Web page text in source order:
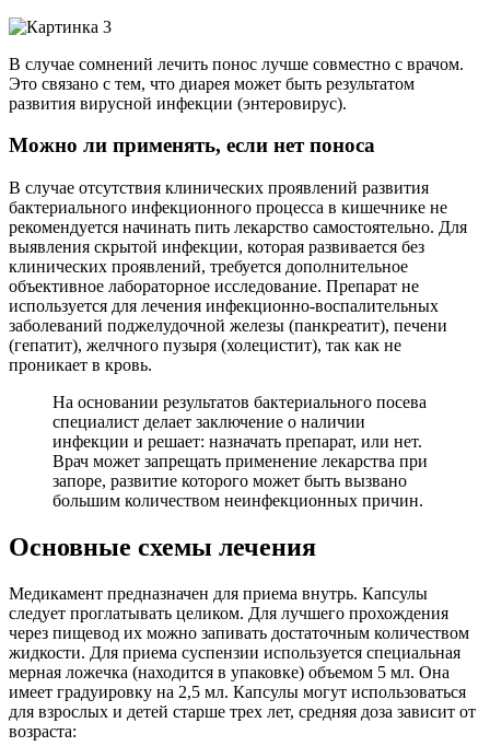
В случае сомнений лечить понос лучше совместно с врачом.
Это связано с тем, что диарея может быть результатом
развития вирусной инфекции (энтеровирус).
Можно ли применять, если нет поноса
В случае отсутствия клинических проявлений развития
бактериального инфекционного процесса в кишечнике не
рекомендуется начинать пить лекарство самостоятельно. Для
выявления скрытой инфекции, которая развивается без
клинических проявлений, требуется дополнительное
объективное лабораторное исследование. Препарат не
используется для лечения инфекционно-воспалительных
заболеваний поджелудочной железы (панкреатит), печени
(гепатит), желчного пузыря (холецистит), так как не
проникает в кровь.
На основании результатов бактериального посева
специалист делает заключение о наличии
инфекции и решает: назначать препарат, или нет.
Врач может запрещать применение лекарства при
запоре, развитие которого может быть вызвано
большим количеством неинфекционных причин.
Основные схемы лечения
Медикамент предназначен для приема внутрь. Капсулы
следует проглатывать целиком. Для лучшего прохождения
через пищевод их можно запивать достаточным количеством
жидкости. Для приема суспензии используется специальная
мерная ложечка (находится в упаковке) объемом 5 мл. Она
имеет градуировку на 2,5 мл. Капсулы могут использоваться
для взрослых и детей старше трех лет, средняя доза зависит от
возраста: